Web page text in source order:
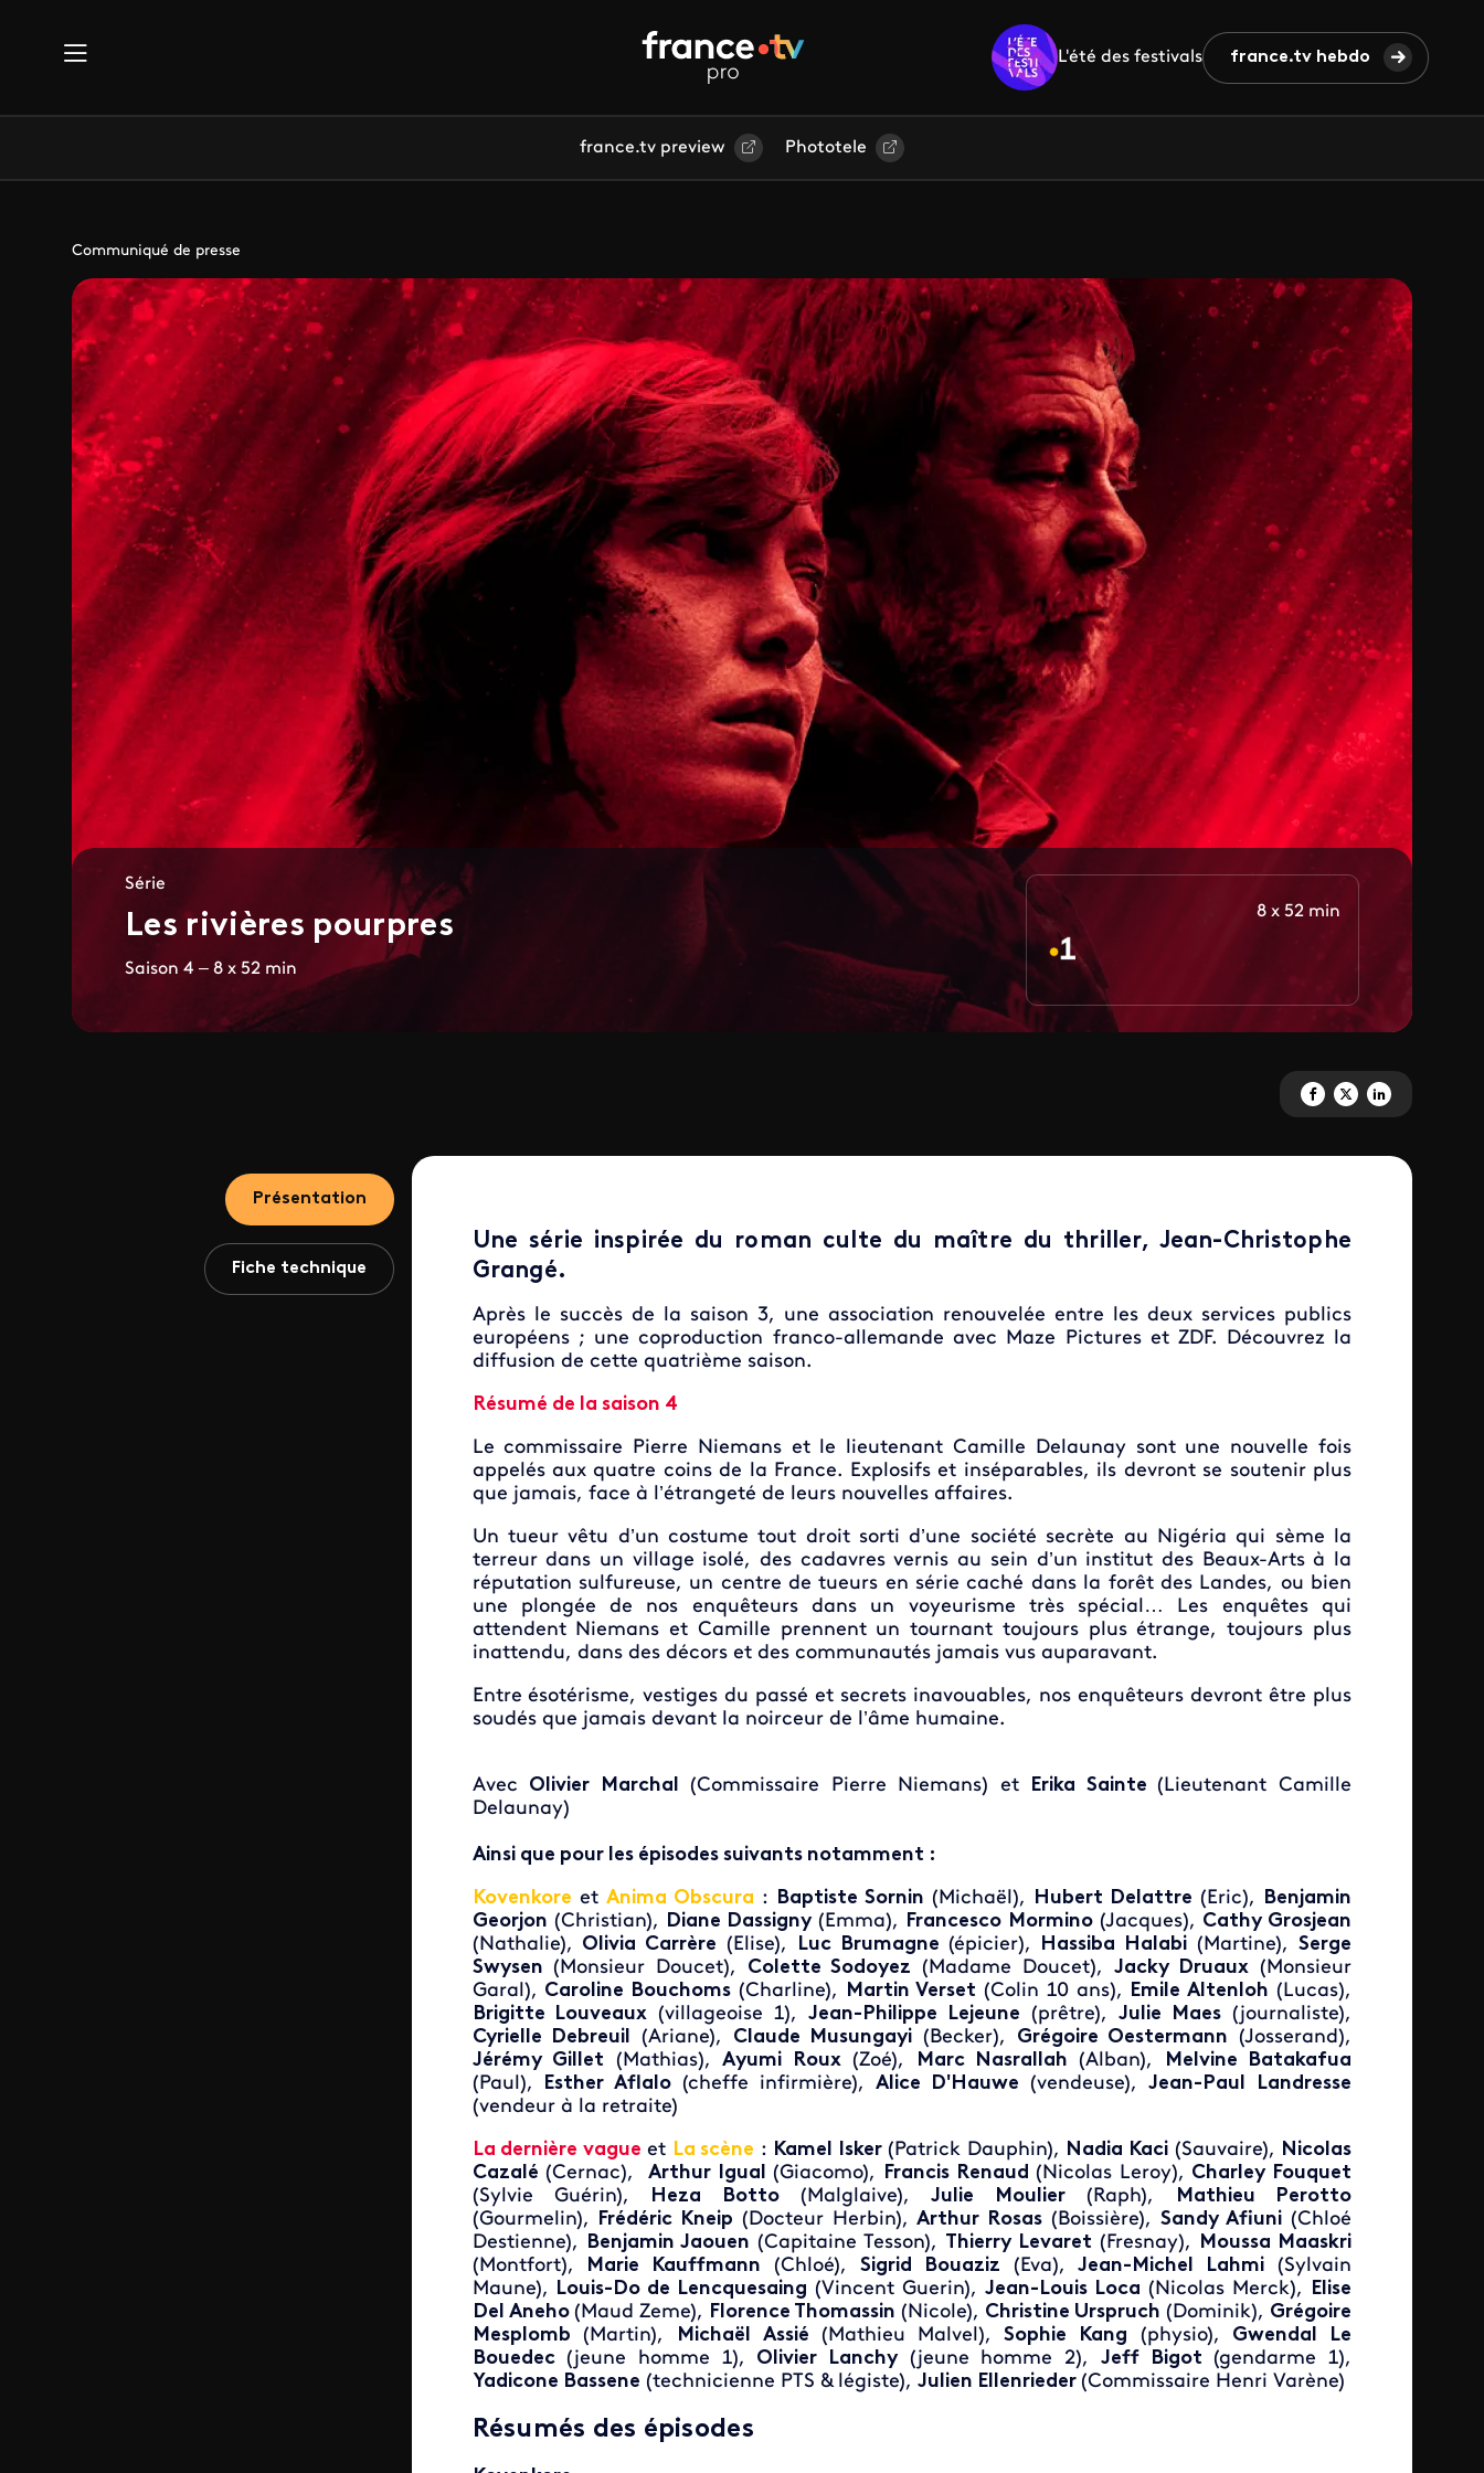
L'été des festivals france.tv hebdo
france.tv preview Phototele
Communiqué de presse
Série
Les rivières pourpres
Saison 4 – 8 x 52 min
8 x 52 min
Partagez 'Les rivières
Partagez 'Les rivières
Partagez 'Les
Présentation
Fiche technique
Une série inspirée du roman culte du maître du thriller, Jean-Christophe
Grangé.
Après le succès de la saison 3, une association renouvelée entre les deux services publics
européens ; une coproduction franco-allemande avec Maze Pictures et ZDF. Découvrez la
diffusion de cette quatrième saison.
Résumé de la saison 4
Le commissaire Pierre Niemans et le lieutenant Camille Delaunay sont une nouvelle fois
appelés aux quatre coins de la France. Explosifs et inséparables, ils devront se soutenir plus
que jamais, face à l’étrangeté de leurs nouvelles affaires.
Un tueur vêtu d’un costume tout droit sorti d’une société secrète au Nigéria qui sème la
terreur dans un village isolé, des cadavres vernis au sein d’un institut des Beaux-Arts à la
réputation sulfureuse, un centre de tueurs en série caché dans la forêt des Landes, ou bien
une plongée de nos enquêteurs dans un voyeurisme très spécial… Les enquêtes qui
attendent Niemans et Camille prennent un tournant toujours plus étrange, toujours plus
inattendu, dans des décors et des communautés jamais vus auparavant.
Entre ésotérisme, vestiges du passé et secrets inavouables, nos enquêteurs devront être plus
soudés que jamais devant la noirceur de l’âme humaine.
Avec Olivier Marchal (Commissaire Pierre Niemans) et Erika Sainte(Lieutenant Camille
Delaunay)
Ainsi que pour les épisodes suivants notamment :
Kovenkore et Anima Obscura : Baptiste Sornin (Michaël), Hubert Delattre (Eric), Benjamin
Georjon (Christian), Diane Dassigny(Emma), Francesco Mormino(Jacques), Cathy Grosjean
(Nathalie), Olivia Carrère (Elise), Luc Brumagne (épicier), Hassiba Halabi (Martine),Serge
Swysen (Monsieur Doucet), Colette Sodoyez (Madame Doucet), Jacky Druaux (Monsieur
Garal), Caroline Bouchoms (Charline), Martin Verset (Colin 10 ans), Emile Altenloh (Lucas),
Brigitte Louveaux (villageoise 1),Jean-Philippe Lejeune (prêtre),Julie Maes (journaliste),
Cyrielle Debreuil (Ariane), Claude Musungayi (Becker), Grégoire Oestermann (Josserand),
Jérémy Gillet (Mathias),Ayumi Roux(Zoé), Marc Nasrallah (Alban),
Melvine Batakafua
(Paul), Esther Aflalo (cheffe infirmière),Alice D'Hauwe (vendeuse),Jean-Paul
Landresse
(vendeur à la retraite)
La dernière vague et La scène : Kamel Isker(Patrick Dauphin), Nadia Kaci(Sauvaire), Nicolas
Cazalé (Cernac),Arthur Igual (Giacomo), Francis Renaud (Nicolas Leroy), Charley Fouquet
(Sylvie Guérin), Heza Botto(Malglaive),Julie Moulier(Raph),
Mathieu Perotto
(Gourmelin), Frédéric Kneip (Docteur Herbin),Arthur Rosas (Boissière), Sandy Afiuni (Chloé
Destienne), Benjamin Jaouen (Capitaine Tesson), Thierry Levaret (Fresnay), Moussa Maaskri
(Montfort), Marie Kauffmann (Chloé), Sigrid Bouaziz (Eva),Jean-Michel Lahmi (Sylvain
Maune), Louis-Do de Lencquesaing (Vincent Guerin),Jean-Louis Loca (Nicolas Merck), Elise
Del Aneho (Maud Zeme), Florence Thomassin (Nicole), Christine Urspruch (Dominik), Grégoire
Mesplomb (Martin), Michaël Assié (Mathieu Malvel), Sophie Kang (physio), Gwendal Le
Bouedec(jeune homme 1), Olivier Lanchy(jeune homme 2), Jeff Bigot (gendarme 1),
Yadicone Bassene (technicienne PTS & légiste), Julien Ellenrieder (Commissaire Henri Varène)
Résumés des épisodes